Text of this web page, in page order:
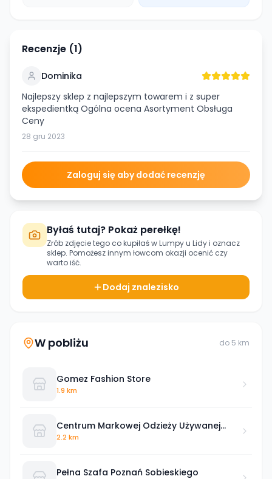
Recenzje (1)
Dominika
Najlepszy sklep z najlepszym towarem i z super
ekspedientką Ogólna ocena Asortyment Obsługa
Ceny
28 gru 2023
Zaloguj się aby dodać recenzję
Byłaś tutaj? Pokaż perełkę!
Zrób zdjęcie tego co kupiłaś wLumpy u Lidyi oznacz
sklep. Pomożesz innym łowcom okazji ocenić czy
warto iść.
Dodaj znalezisko
W pobliżu do 5 km
Gomez Fashion Store
1.9 km
Centrum Markowej Odzieży Używanej
Poznań
2.2 km
Pełna Szafa Poznań Sobieskiego